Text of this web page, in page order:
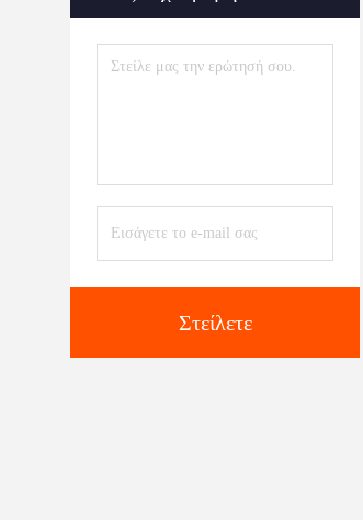
Στείλετε